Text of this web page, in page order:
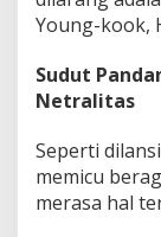
Young-kook,
Sudut
Netralitas
Seperti
memicu
merasa hal